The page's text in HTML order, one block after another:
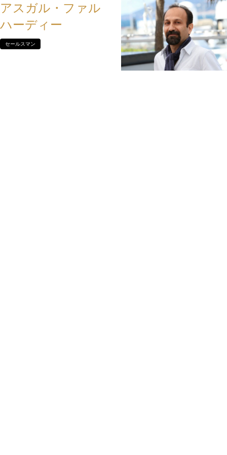
アスガル・ファル
ハーディー
セールスマン